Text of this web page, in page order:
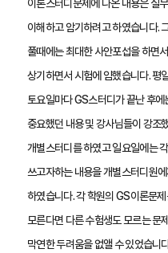
이론스터디문제에 나온 내용은 실
이해하고 암기하려고 하였습니다.
풀때에는 최대한 사안포섭을 하면
상기하면서 시험에 임했습니다. 평
토요일마다 GS스터디가 끝난 후
중요했던 내용 및 강사님들이 강조
개별스터디를 하였고 일요일에는
쓰고자하는 내용을 개별스터디원
하였습니다. 각 학원의 GS이론문
모른다면 다른 수험생도 모르는 문
막연한 두려움을 없앨 수 있었습니